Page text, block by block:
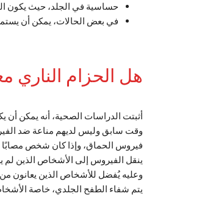
حساسية في الجلد، حيث يكون
في بعض الحالات، يمكن أن يستمر
هل الحزام الناري
أثبتت الدراسات الصحية، أنه يمكن
وقت سابق وليس لديهم مناعة ضد
فيروس الحماق، وإذا كان شخص مصابًا
ينقل الفيروس إلى الأشخاص الذين لم
وعليه يُفضل للأشخاص الذين يعانون
يتم شفاء الطفح الجلدي، خاصة